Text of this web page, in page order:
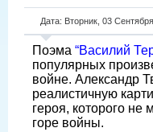
Дата: Вторник, 03
Поэма “Василий
популярных
войне. Александр
реалистичную
героя, которого не
горе войны.